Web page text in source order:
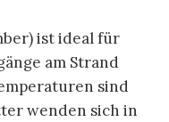
ist ideal für
am Strand
sind
wenden sich in